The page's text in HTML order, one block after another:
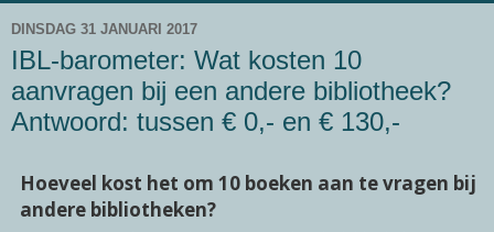
DINSDAG 31 JANUARI 2017
IBL-barometer: Wat kosten 10
aanvragen bij een andere bibliotheek?
Antwoord: tussen € 0,- en € 130,-